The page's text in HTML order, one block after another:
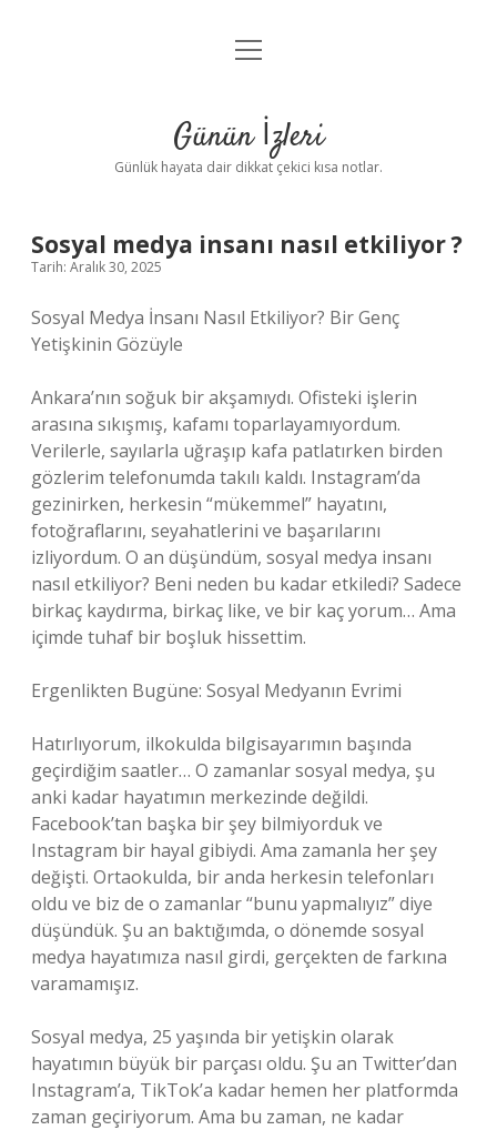
Anasayfa
Yasal Uyarı
menüyü
Günün İzleri
Günlük hayata dair dikkat çekici kısa notlar.
Sosyal medya insanı nasıl etkiliyor ?
Tarih: Aralık 30, 2025
Sosyal Medya İnsanı Nasıl Etkiliyor? Bir Genç
Yetişkinin Gözüyle
Ankara’nın soğuk bir akşamıydı. Ofisteki işlerin
arasına sıkışmış, kafamı toparlayamıyordum.
Verilerle, sayılarla uğraşıp kafa patlatırken birden
gözlerim telefonumda takılı kaldı. Instagram’da
gezinirken, herkesin “mükemmel” hayatını,
fotoğraflarını, seyahatlerini ve başarılarını
izliyordum. O an düşündüm, sosyal medya insanı
nasıl etkiliyor? Beni neden bu kadar etkiledi? Sadece
birkaç kaydırma, birkaç like, ve bir kaç yorum… Ama
içimde tuhaf bir boşluk hissettim.
Ergenlikten Bugüne: Sosyal Medyanın Evrimi
Hatırlıyorum, ilkokulda bilgisayarımın başında
geçirdiğim saatler… O zamanlar sosyal medya, şu
anki kadar hayatımın merkezinde değildi.
Facebook’tan başka bir şey bilmiyorduk ve
Instagram bir hayal gibiydi. Ama zamanla her şey
değişti. Ortaokulda, bir anda herkesin telefonları
oldu ve biz de o zamanlar “bunu yapmalıyız” diye
düşündük. Şu an baktığımda, o dönemde sosyal
medya hayatımıza nasıl girdi, gerçekten de farkına
varamamışız.
Sosyal medya, 25 yaşında bir yetişkin olarak
hayatımın büyük bir parçası oldu. Şu an Twitter’dan
Instagram’a, TikTok’a kadar hemen her platformda
zaman geçiriyorum. Ama bu zaman, ne kadar